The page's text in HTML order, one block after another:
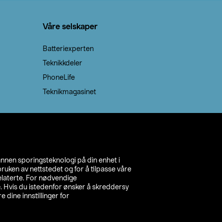
sporingsteknologi på din enhet i
av nettstedet og for å tilpasse våre
For nødvendige
Hvis du istedenfor ønsker å skreddersy
dine innstillinger for
Våre selskaper
Batteriexperten
Teknikkdeler
PhoneLife
Teknikmagasinet